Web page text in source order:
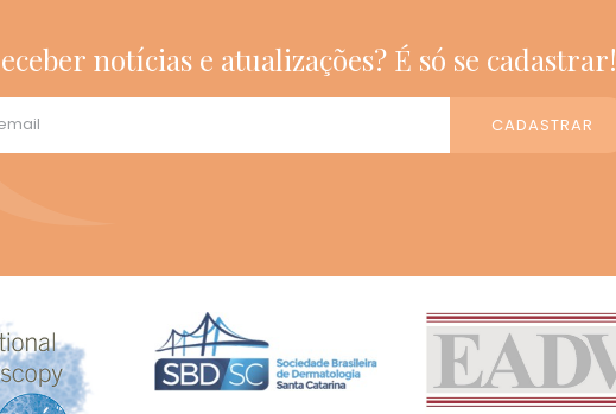
notícias e atualizações? É só se cadastrar!
CADASTRAR